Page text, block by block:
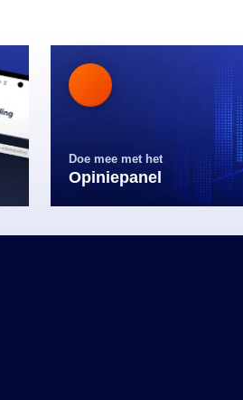
Doe mee met het
Opiniepanel